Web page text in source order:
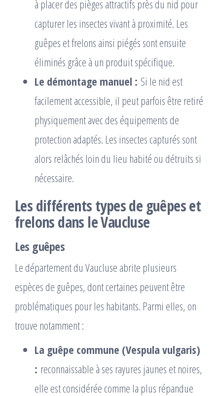
à placer des pièges attractifs près du nid pour
capturer les insectes vivant à proximité. Les
guêpes et frelons ainsi piégés sont ensuite
éliminés grâce à un produit spécifique.
Le démontage manuel : Si le nid est
facilement accessible, il peut parfois être retiré
physiquement avec des équipements de
protection adaptés. Les insectes capturés sont
alors relâchés loin du lieu habité ou détruits si
nécessaire.
Les différents types de guêpes et
frelons dans le Vaucluse
Les guêpes
Le département du Vaucluse abrite plusieurs
espèces de guêpes, dont certaines peuvent être
problématiques pour les habitants. Parmi elles, on
trouve notamment :
La guêpe commune (Vespula vulgaris)
: reconnaissable à ses rayures jaunes et noires,
elle est considérée comme la plus répandue